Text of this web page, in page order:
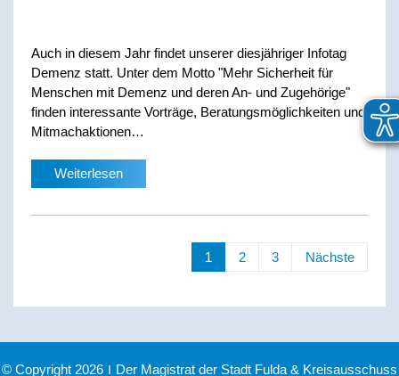
Auch in diesem Jahr findet unserer diesjähriger Infotag
Demenz statt. Unter dem Motto "Mehr Sicherheit für
Menschen mit Demenz und deren An- und Zugehörige"
finden interessante Vorträge, Beratungsmöglichkeiten und
Mitmachaktionen…
Weiterlesen
1 2 3 Nächste
© Copyright 2026 | Der Magistrat der Stadt Fulda & Kreisausschuss